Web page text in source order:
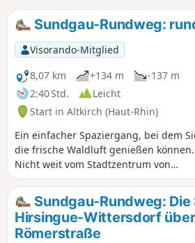
Sundgau-Rundweg:
Visorando-Mitglied
8,07 km
+134 m
-137 m
2:40 Std.
Leicht
Start in Altkirch (Haut-Rhin)
Ein einfacher Spaziergang, bei dem
die frische Waldluft genießen können.
Nicht weit vom Stadtzentrum von
Altkirch entfernt gibt es sehr schöne
Aussichtspunkte und den Erlen-Teich,
an dessen Ufer man sich gerne
und die Umgebung genießt...
Sundgau-Rundweg: Die
Hirsingue-Wittersdorf
Römerstraße